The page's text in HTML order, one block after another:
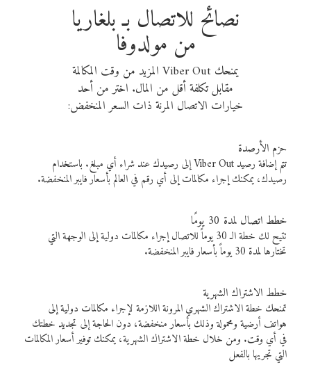
نصائح للاتصال بـ بلغاريا
من مولدوفا
يمنحك Viber Out المزيد من وقت المكالمة
مقابل تكلفة أقل من المال. اختر من أحد
خيارات الاتصال المرنة ذات السعر المنخفض:
حزم الأرصدة
تتم إضافة رصيد Viber Out إلى رصيدك عند شراء أي مبلغ. باستخدام
رصيدك، يمكنك إجراء مكالمات إلى أي رقم في العالم بأسعار فايبر المنخفضة.
خطط اتصال لمدة 30 يومًا
تتيح لك خطة الـ 30 يوماً للاتصال إجراء مكالمات دولية إلى الوجهة التي
تختارها لمدة 30 يوماً بأسعار فايبر المنخفضة.
خطط الاشتراك الشهرية
تمنحك خطة الاشتراك الشهري المرونة اللازمة لإجراء مكالمات دولية إلى
هواتف أرضية ومحمولة وذلك بأسعار منخفضة، دون الحاجة إلى تجديد خطتك
في أي وقت. ومن خلال خطة الاشتراك الشهرية، يمكنك توفير أسعار المكالمات
التي تجريها بالفعل